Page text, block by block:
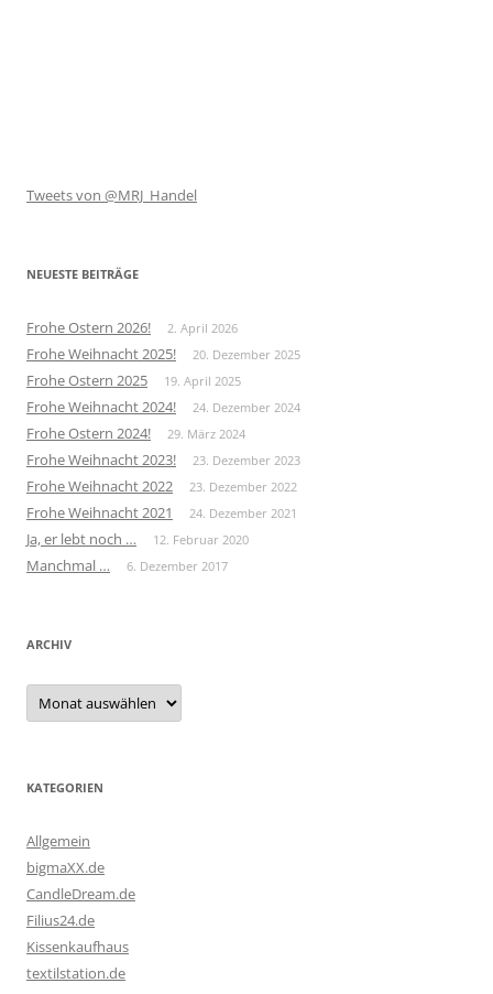
Tweets von @MRJ_Handel
NEUESTE BEITRÄGE
Frohe Ostern 2026! 2. April 2026
Frohe Weihnacht 2025! 20. Dezember 2025
Frohe Ostern 2025 19. April 2025
Frohe Weihnacht 2024! 24. Dezember 2024
Frohe Ostern 2024! 29. März 2024
Frohe Weihnacht 2023! 23. Dezember 2023
Frohe Weihnacht 2022 23. Dezember 2022
Frohe Weihnacht 2021 24. Dezember 2021
Ja, er lebt noch … 12. Februar 2020
Manchmal … 6. Dezember 2017
ARCHIV
Archiv
KATEGORIEN
Allgemein
bigmaXX.de
CandleDream.de
Filius24.de
Kissenkaufhaus
textilstation.de